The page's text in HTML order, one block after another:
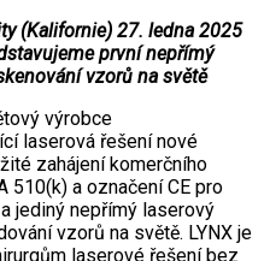
(Kalifornie) 27. ledna 2025
první nepřímý
vzorů na světě
výrobce
laserová řešení nové
zahájení komerčního
510(k) a označení CE pro
jediný nepřímý laserový
vzorů na světě. LYNX je
laserové řešení bez